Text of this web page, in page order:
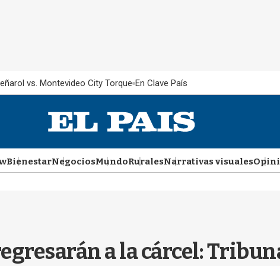
vs. Montevideo City Torque En Clave País
BienestarNegociosMundoRuralesNarrativas visuales
a la cárcel: